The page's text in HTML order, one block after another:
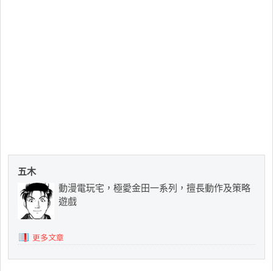
五木
動漫電玩宅，極愛金田一系列，擅長動作及策略
遊戲
更多文章